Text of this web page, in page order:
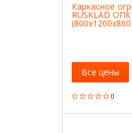
Каркасное
RUSKLAD ОПК
0
Все цены